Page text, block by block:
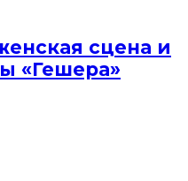
сцена и
«Гешера»